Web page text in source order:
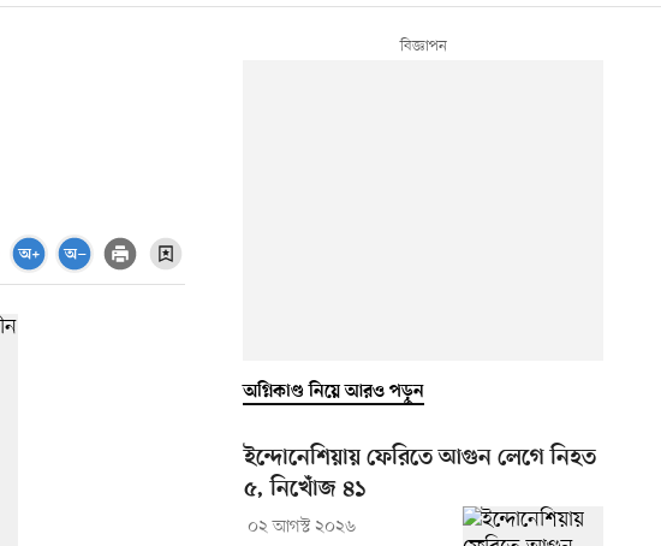
অগ্নিকাণ্ড নিয়ে আরও পড়ুন
ইন্দোনেশিয়ায় ফেরিতে আগুন লেগে নিহত
৫, নিখোঁজ ৪১
০২ আগস্ট ২০২৬